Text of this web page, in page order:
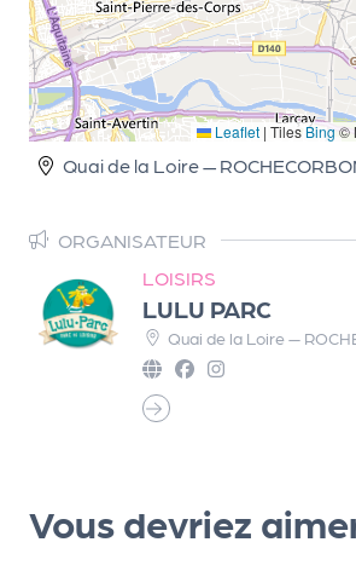
Leaflet | Tiles Bing ©
Quai de la Loire —
ORGANISATEUR
LOISIRS
LULU PARC
Quai de la Loire —
Vous devriez
Q
ui
s
o
m
m
n
o
sl